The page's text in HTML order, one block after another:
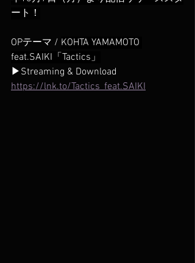
ート！
OPテーマ / KOHTA YAMAMOTO
feat.SAIKI「Tactics」
▶Streaming & Download
https://lnk.to/Tactics_feat.SAIKI